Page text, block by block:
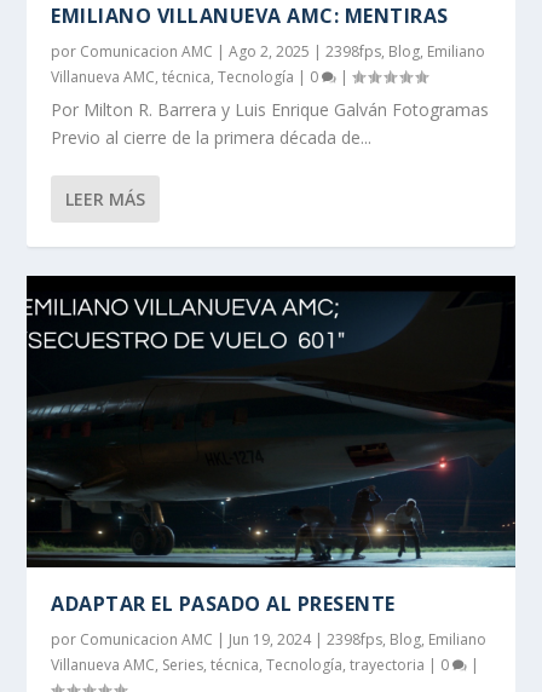
EMILIANO VILLANUEVA AMC: MENTIRAS
por Comunicacion AMC |Ago 2, 2025 |2398fps, Blog, Emiliano
Villanueva AMC,técnica,Tecnología | 0 |
Por Milton R. Barrera y Luis Enrique Galván Fotogramas
Previo al cierre de la primera década de...
LEER MÁS
ADAPTAR EL PASADO AL PRESENTE
por Comunicacion AMC | Jun 19, 2024|2398fps, Blog, Emiliano
Villanueva AMC, Series,técnica,Tecnología,trayectoria | 0 |